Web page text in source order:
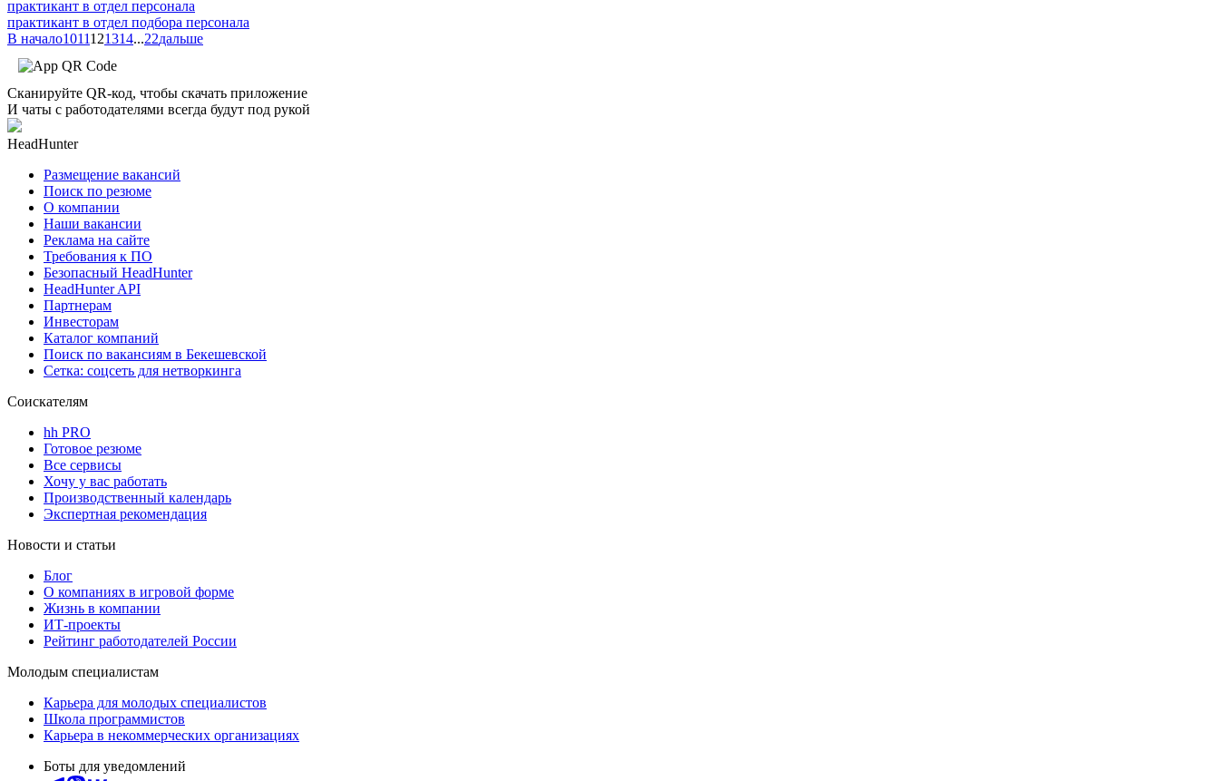
практикант в отдел персонала
практикант в отдел подбора персонала
В начало1011121314...22дальше
Сканируйте QR-код, чтобы скачать приложение
И чаты с работодателями всегда будут под рукой
HeadHunter
Размещение вакансий
Поиск по резюме
О компании
Наши вакансии
Реклама на сайте
Требования к ПО
Безопасный HeadHunter
HeadHunter API
Партнерам
Инвесторам
Каталог компаний
Поиск по вакансиям в Бекешевской
Сетка: соцсеть для нетворкинга
Соискателям
hh PRO
Готовое резюме
Все сервисы
Хочу у вас работать
Производственный календарь
Экспертная рекомендация
Новости и статьи
Блог
О компаниях в игровой форме
Жизнь в компании
ИТ-проекты
Рейтинг работодателей России
Молодым специалистам
Карьера для молодых специалистов
Школа программистов
Карьера в некоммерческих организациях
Боты для уведомлений